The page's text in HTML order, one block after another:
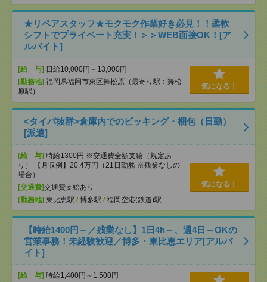
★リペアスタッフ★モクモク作業好き必見！！柔軟
シフトでプライベート充実！＞＞WEB面接OK！[ア
ルバイト]
[給 与] 日給10,000円～13,000円
[勤務地] 福岡県福岡市東区舞松原（最寄り駅：舞松
原駅）
気になる！
<タイパ抜群>倉庫内でのピッキング・梱包（日勤）
[派遣]
[給 与] 時給1300円 ※交通費全額支給（規定あ
り） 【月収例】20.4万円（21日勤務 ※残業なしの
場合）
[交通費]交通費支給あり
[勤務地] 東比恵駅 / 博多駅 / 福岡空港(鉄道)駅
気になる！
【時給1400円～／残業なし】1日4h～、週4日～OKの
営業事務！未経験歓迎／博多・東比恵エリア[アルバ
イト]
[給 与] 時給1,400円～1,500円